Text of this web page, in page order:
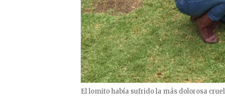
El lomito había sufrido la más dolorosa